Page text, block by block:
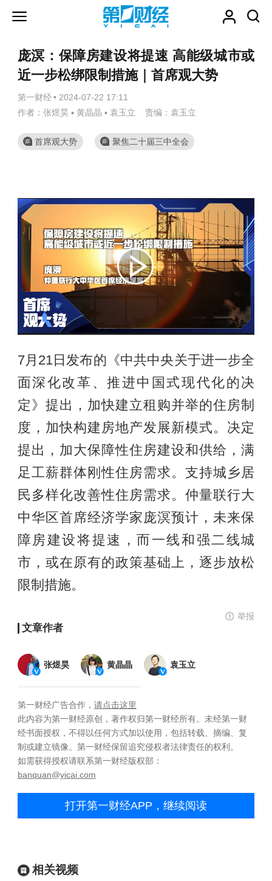
庞溟：保障房建设将提速 高能级城市或
近一步松绑限制措施｜首席观大势
第一财经 • 2024-07-22 17:11
作者：张煜昊 ▪ 黄晶晶 ▪ 袁玉立 责编：袁玉立
首席观大势 聚焦二十届三中全会
7月21日发布的《中共中央关于进一步全
面深化改革、推进中国式现代化的决
定》提出，加快建立租购并举的住房制
度，加快构建房地产发展新模式。决定
提出，加大保障性住房建设和供给，满
足工薪群体刚性住房需求。支持城乡居
民多样化改善性住房需求。仲量联行大
中华区首席经济学家庞溟预计，未来保
障房建设将提速，而一线和强二线城
市，或在原有的政策基础上，逐步放松
限制措施。
举报
文章作者
张煜昊 黄晶晶 袁玉立
第一财经广告合作， 请点击这里
此内容为第一财经原创，著作权归第一财经所有。未经第一财
经书面授权，不得以任何方式加以使用，包括转载、摘编、复
制或建立镜像。第一财经保留追究侵权者法律责任的权利。
如需获得授权请联系第一财经版权部：
banquan@yicai.com
打开第一财经APP，继续阅读
相关视频